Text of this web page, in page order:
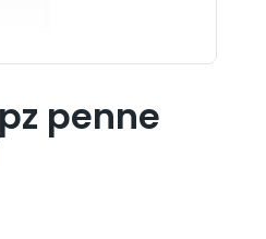
penne